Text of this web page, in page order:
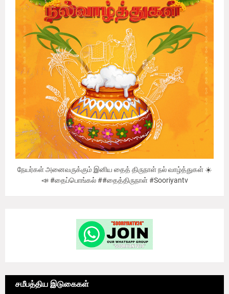
நேயர்கள் அனைவருக்கும் இனிய தைத் திருநாள் நல் வாழ்த்துகள் ☀️
📣 #தைப்பொங்கல் ##தைத்திருநாள் #Sooriyantv
சமீபத்திய இடுகைகள்